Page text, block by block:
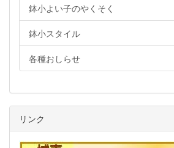
鉢小よい子のやくそく
鉢小スタイル
各種おしらせ
リンク